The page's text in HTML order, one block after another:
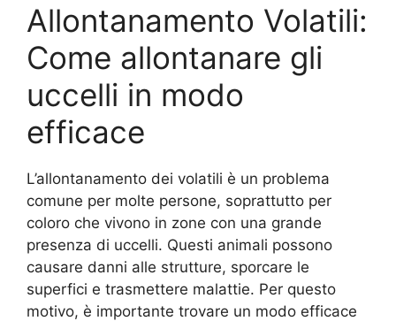
Allontanamento Volatili:
Come allontanare gli
uccelli in modo
efficace
L’allontanamento dei volatili è un problema
comune per molte persone, soprattutto per
coloro che vivono in zone con una grande
presenza di uccelli. Questi animali possono
causare danni alle strutture, sporcare le
superfici e trasmettere malattie. Per questo
motivo, è importante trovare un modo efficace